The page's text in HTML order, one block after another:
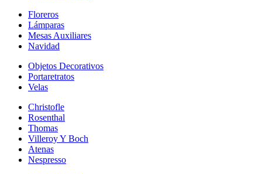
Floreros
Lámparas
Mesas Auxiliares
Navidad
Objetos Decorativos
Portaretratos
Velas
Christofle
Rosenthal
Thomas
Villeroy Y Boch
Atenas
Nespresso